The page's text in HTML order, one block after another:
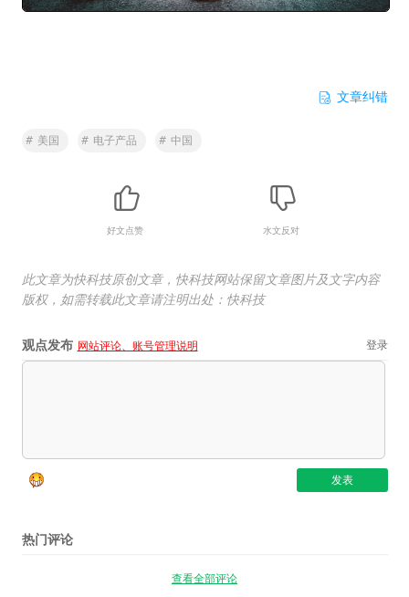
文章纠错
# 美国 # 电子产品 # 中国
好文点赞 水文反对
此文章为快科技原创文章，快科技网站保留文章图片及文字内容
版权，如需转载此文章请注明出处：快科技
观点发布 网站评论、账号管理说明 登录
热门评论
查看全部评论